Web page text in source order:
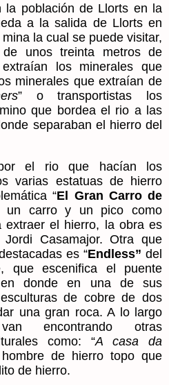
la población de Llorts en la
a la salida de Llorts en
la cual se puede visitar,
unos treinta metros de
los minerales que
minerales que extraían de
” o transportistas los
que bordea el rio a las
separaban el hierro del
el rio que hacían los
varias estatuas de hierro
“El Gran Carro de
un carro y un pico como
extraer el hierro, la obra es
Casamajor. Otra que
es “Endless” del
que escenifica el puente
donde en una de sus
de cobre de dos
una gran roca. A lo largo
encontrando otras
como: “A casa da
hombre de hierro topo que
de hierro.